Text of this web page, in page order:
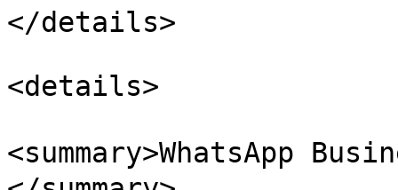
</details>
<details>
<summary>WhatsApp